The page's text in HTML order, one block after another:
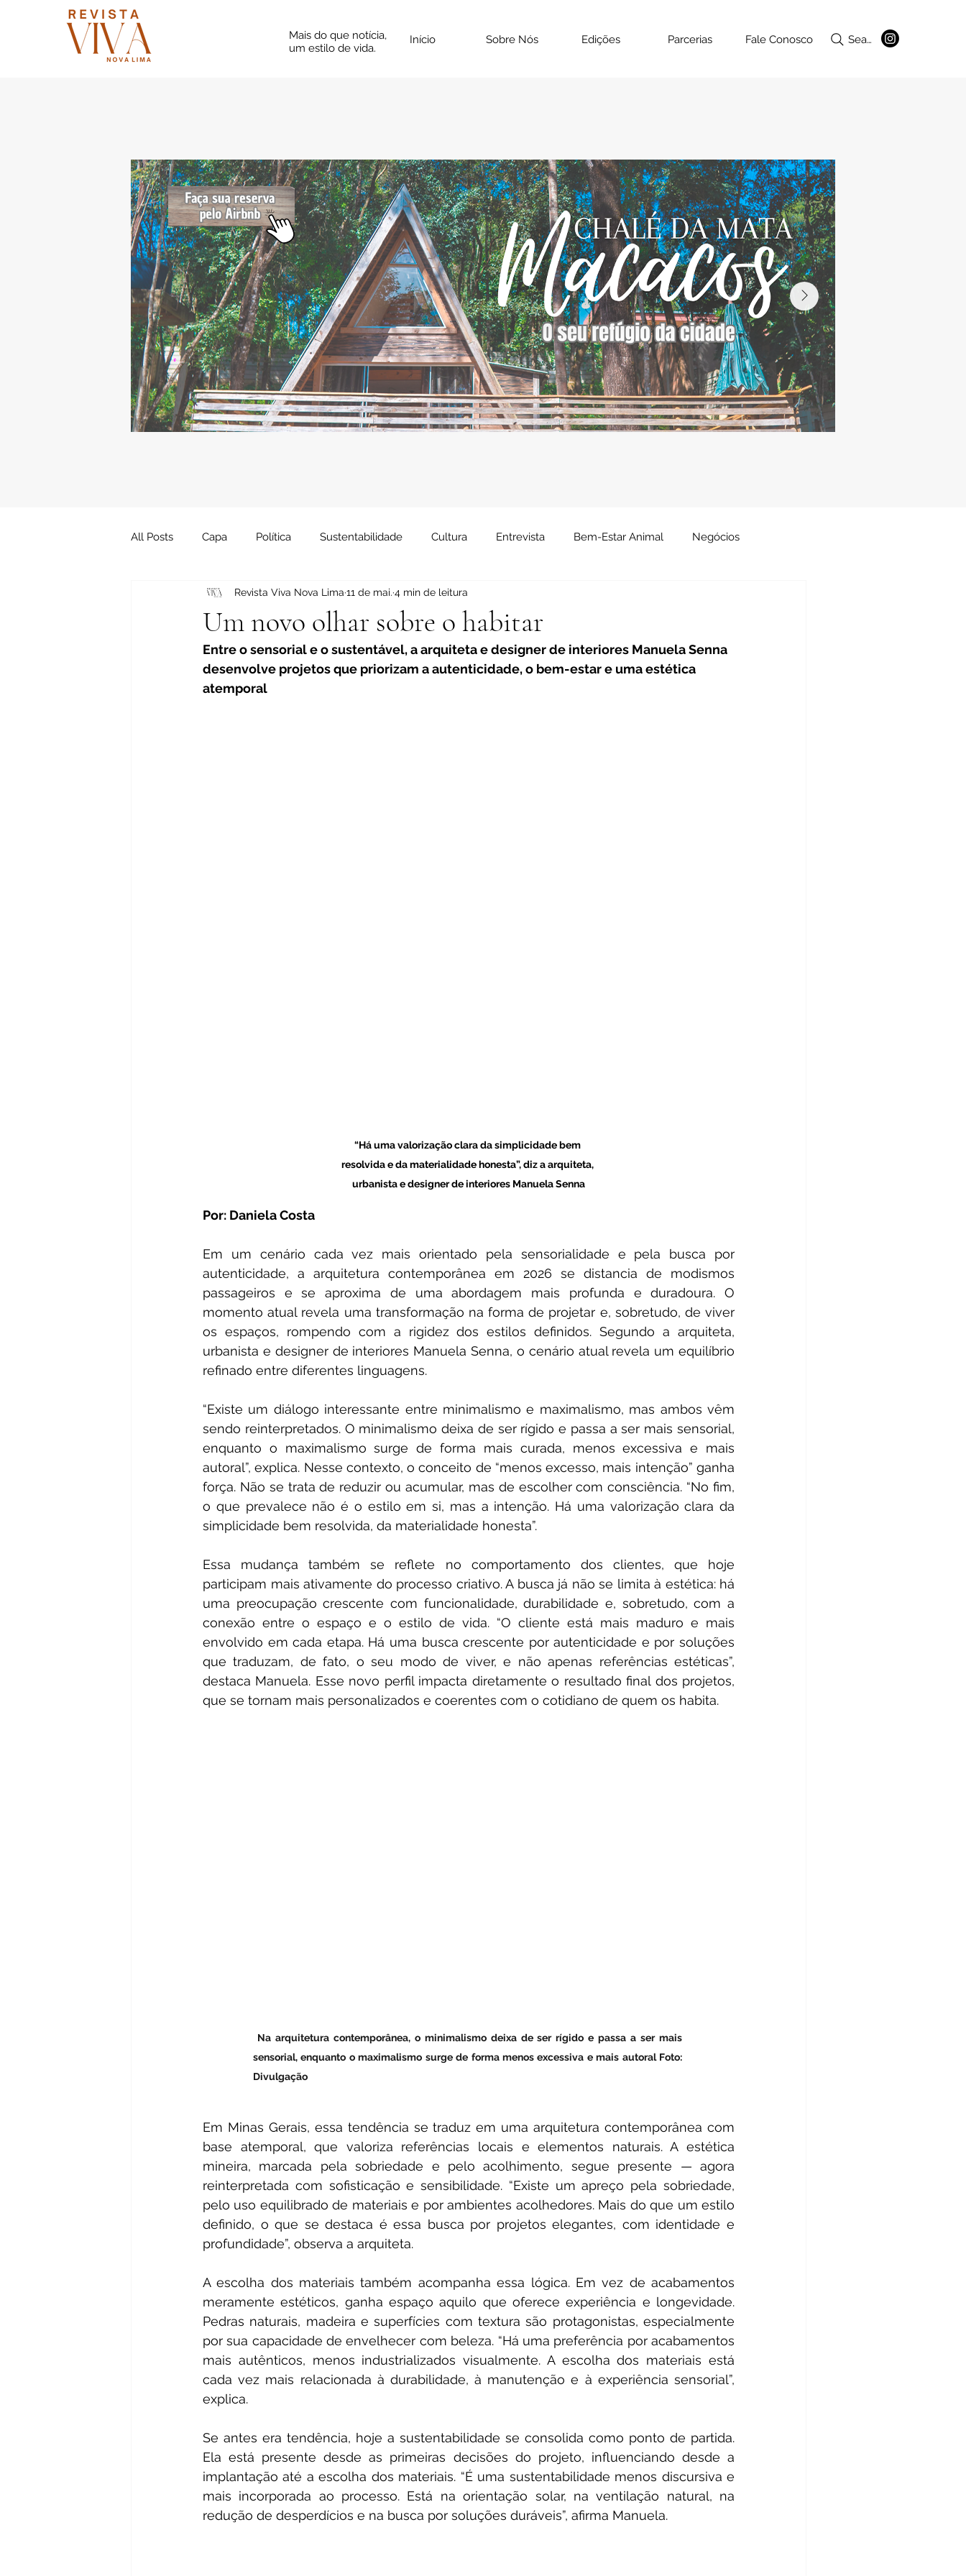
Mais do que notícia,
um estilo de vida.
Início Sobre Nós Edições Parcerias Fale Conosco Search ...
All Posts Capa Política Sustentabilidade Cultura Entrevista Bem-Estar Animal Negócios
Artes Cidades Economia Saúde
Educação #carnavalmg Bem-estar Agricultura familiar Decor Educação
Um novo olhar sobre o habitar
Revista Viva Nova Lima 11 de mai. 4 min de leitura
Entre o sensorial e o sustentável, a arquiteta e designer de interiores Manuela Senna
desenvolve projetos que priorizam a autenticidade, o bem-estar e uma estética
atemporal
“Há uma valorização clara da simplicidade bem
resolvida e da materialidade honesta”, diz a arquiteta,
urbanista e designer de interiores Manuela Senna
Por: Daniela Costa
Em um cenário cada vez mais orientado pela sensorialidade e pela busca por
autenticidade, a arquitetura contemporânea em 2026 se distancia de modismos
passageiros e se aproxima de uma abordagem mais profunda e duradoura. O
momento atual revela uma transformação na forma de projetar e, sobretudo, de viver
os espaços, rompendo com a rigidez dos estilos definidos. Segundo a arquiteta,
urbanista e designer de interiores Manuela Senna, o cenário atual revela um equilíbrio
refinado entre diferentes linguagens.
“Existe um diálogo interessante entre minimalismo e maximalismo, mas ambos vêm
sendo reinterpretados. O minimalismo deixa de ser rígido e passa a ser mais sensorial,
enquanto o maximalismo surge de forma mais curada, menos excessiva e mais
autoral”, explica. Nesse contexto, o conceito de “menos excesso, mais intenção” ganha
força. Não se trata de reduzir ou acumular, mas de escolher com consciência. “No fim,
o que prevalece não é o estilo em si, mas a intenção. Há uma valorização clara da
simplicidade bem resolvida, da materialidade honesta”.
Essa mudança também se reflete no comportamento dos clientes, que hoje
participam mais ativamente do processo criativo. A busca já não se limita à estética: há
uma preocupação crescente com funcionalidade, durabilidade e, sobretudo, com a
conexão entre o espaço e o estilo de vida. “O cliente está mais maduro e mais
envolvido em cada etapa. Há uma busca crescente por autenticidade e por soluções
que traduzam, de fato, o seu modo de viver, e não apenas referências estéticas”,
destaca Manuela. Esse novo perfil impacta diretamente o resultado final dos projetos,
que se tornam mais personalizados e coerentes com o cotidiano de quem os habita.
Na arquitetura contemporânea, o minimalismo deixa de ser rígido e passa a ser mais
sensorial, enquanto o maximalismo surge de forma menos excessiva e mais autoral Foto:
Divulgação
Em Minas Gerais, essa tendência se traduz em uma arquitetura contemporânea com
base atemporal, que valoriza referências locais e elementos naturais. A estética
mineira, marcada pela sobriedade e pelo acolhimento, segue presente — agora
reinterpretada com sofisticação e sensibilidade. “Existe um apreço pela sobriedade,
pelo uso equilibrado de materiais e por ambientes acolhedores. Mais do que um estilo
definido, o que se destaca é essa busca por projetos elegantes, com identidade e
profundidade”, observa a arquiteta.
A escolha dos materiais também acompanha essa lógica. Em vez de acabamentos
meramente estéticos, ganha espaço aquilo que oferece experiência e longevidade.
Pedras naturais, madeira e superfícies com textura são protagonistas, especialmente
por sua capacidade de envelhecer com beleza. “Há uma preferência por acabamentos
mais autênticos, menos industrializados visualmente. A escolha dos materiais está
cada vez mais relacionada à durabilidade, à manutenção e à experiência sensorial”,
explica.
Se antes era tendência, hoje a sustentabilidade se consolida como ponto de partida.
Ela está presente desde as primeiras decisões do projeto, influenciando desde a
implantação até a escolha dos materiais. “É uma sustentabilidade menos discursiva e
mais incorporada ao processo. Está na orientação solar, na ventilação natural, na
redução de desperdícios e na busca por soluções duráveis”, afirma Manuela.